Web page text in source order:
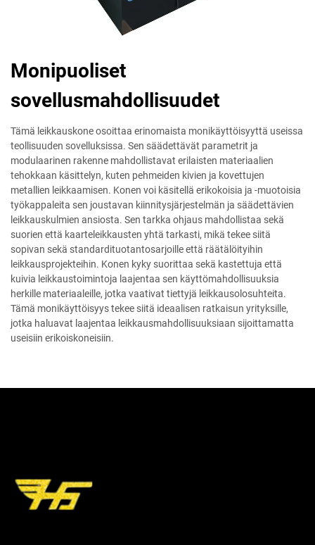
Monipuoliset
sovellusmahdollisuudet
Tämä leikkauskone osoittaa erinomaista monikäyttöisyyttä useissa
teollisuuden sovelluksissa. Sen säädettävät parametrit ja
modulaarinen rakenne mahdollistavat erilaisten materiaalien
tehokkaan käsittelyn, kuten pehmeiden kivien ja kovettujen
metallien leikkaamisen. Konen voi käsitellä erikokoisia ja -muotoisia
työkappaleita sen joustavan kiinnitysjärjestelmän ja säädettävien
leikkauskulmien ansiosta. Sen tarkka ohjaus mahdollistaa sekä
suorien että kaarteleikkausten yhtä tarkasti, mikä tekee siitä
sopivan sekä standardituotantosarjoille että räätälöityihin
leikkausprojekteihin. Konen kyky suorittaa sekä kastettuja että
kuivia leikkaustoimintoja laajentaa sen käyttömahdollisuuksia
herkille materiaaleille, jotka vaativat tiettyjä leikkausolosuhteita.
Tämä monikäyttöisyys tekee siitä ideaalisen ratkaisun yrityksille,
jotka haluavat laajentaa leikkausmahdollisuuksiaan sijoittamatta
useisiin erikoiskoneisiin.